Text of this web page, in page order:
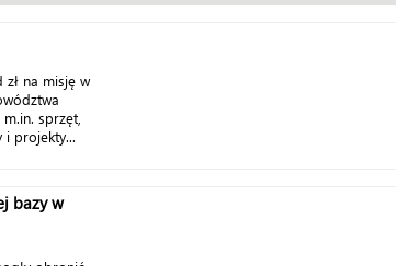
zł na misję w
sprzęt,
i projekty...
bazy w